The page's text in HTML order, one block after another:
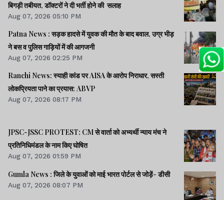
बिगड़ी तबीयत, डॉक्टरों ने दी भर्ती होने की सलाह
Aug 07, 2026 05:10 PM
Patna News : सड़क हादसे में युवक की मौत के बाद बवाल, उग्र भीड़
ने बस व पुलिस गाड़ियों में की आगजनी
Aug 07, 2026 02:25 PM
Ranchi News: स्याही कांड पर AISA के आरोप निराधार, सस्ती
लोकप्रियता पाने का प्रयास: ABVP
Aug 07, 2026 08:17 PM
JPSC-JSSC PROTEST: CM से वार्ता को अभ्यर्थी न्याय मंच ने
प्रतिनिधिमंडल के नाम किए घोषित
Aug 07, 2026 01:59 PM
Gumla News : जिले के युवाओं को माई भारत पोर्टल से जोड़ें- डीसी
Aug 07, 2026 08:07 PM